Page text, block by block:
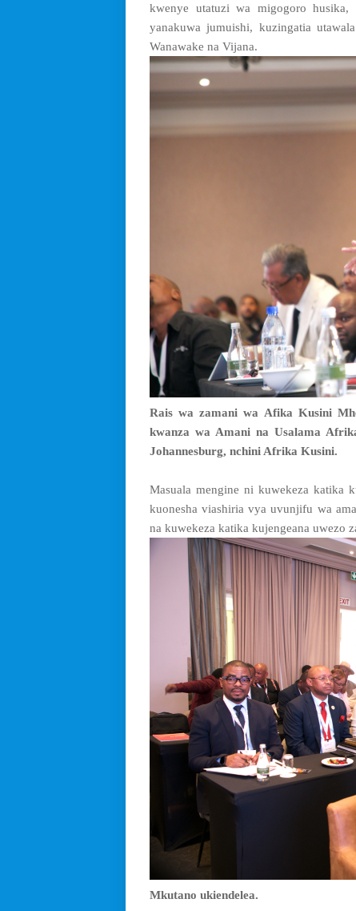
kwenye utatuzi wa migogoro husika,
yanakuwa jumuishi, kuzingatia
Wanawake na Vijana.
Rais wa zamani wa Afika Kusini
kwanza wa Amani na Usalama
Johannesburg, nchini Afrika Kusini.
Masuala mengine ni kuwekeza katika
kuonesha viashiria vya uvunjifu wa
na kuwekeza katika kujengeana uwezo
Mkutano ukiendelea.